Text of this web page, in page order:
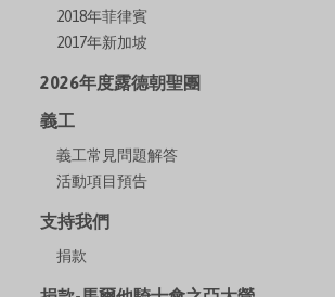
2018年菲律賓
2017年新加坡
2026年度露德朝聖團
義工
義工常見問題解答
活動項目預告
支持我們
捐款